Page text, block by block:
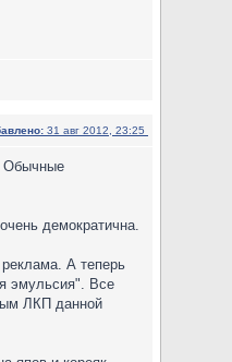
31 авг 2012, 23:25
Обычные
демократична.
А теперь
эмульсия". Все
ЛКП данной